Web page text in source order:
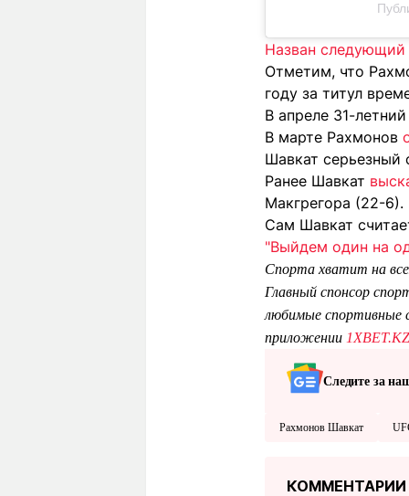
Назван
Отметим, что
году за титул
В апреле 31-
В марте Рахмонов
Шавкат серьезный
Ранее Шавкат
Макгрегора (22-6).
Сам Шавкат
"Выйдем один на
Спорта хватит на
Главный спонсор
любимые спортивные
приложении 1XBET.KZ
Следите за
Рахмонов Шавкат
КОММЕНТАРИИ